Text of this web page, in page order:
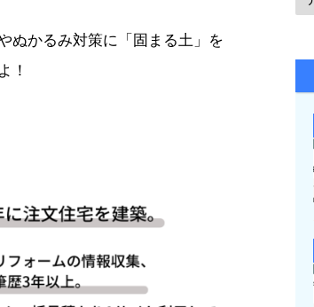
ぬかるみ対策に「固まる土」を
！